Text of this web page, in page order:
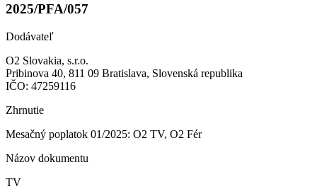
2025/PFA/057
Dodávateľ
O2 Slovakia, s.r.o.
Pribinova 40, 811 09 Bratislava, Slovenská republika
IČO: 47259116
Zhrnutie
Mesačný poplatok 01/2025: O2 TV, O2 Fér
Názov dokumentu
TV